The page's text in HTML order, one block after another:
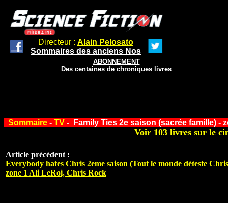
Directeur : Alain Pelosato
Sommaires des anciens Nos
ABONNEMENT
Des centaines de chroniques livres
Sommaire - TV - Family Ties 2e saison (sacrée famille) -
Voir 103 livres sur le
Article précédent :
Everybody hates Chris 2eme saison (Tout le monde déteste
zone 1 Ali LeRoi, Chris Rock